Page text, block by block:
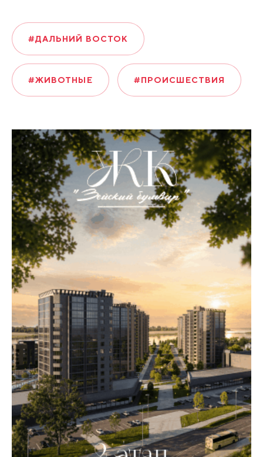
#ДАЛЬНИЙ ВОСТОК
#ЖИВОТНЫЕ #ПРОИСШЕСТВИЯ